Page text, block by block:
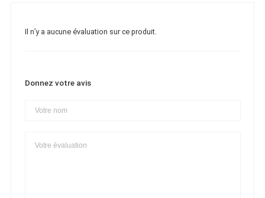
Il n’y a aucune évaluation sur ce produit.
Donnez votre avis